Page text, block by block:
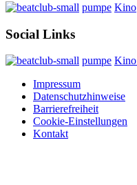
pumpe Kino
Social Links
pumpe Kino
Impressum
Datenschutzhinweise
Barrierefreiheit
Cookie-Einstellungen
Kontakt